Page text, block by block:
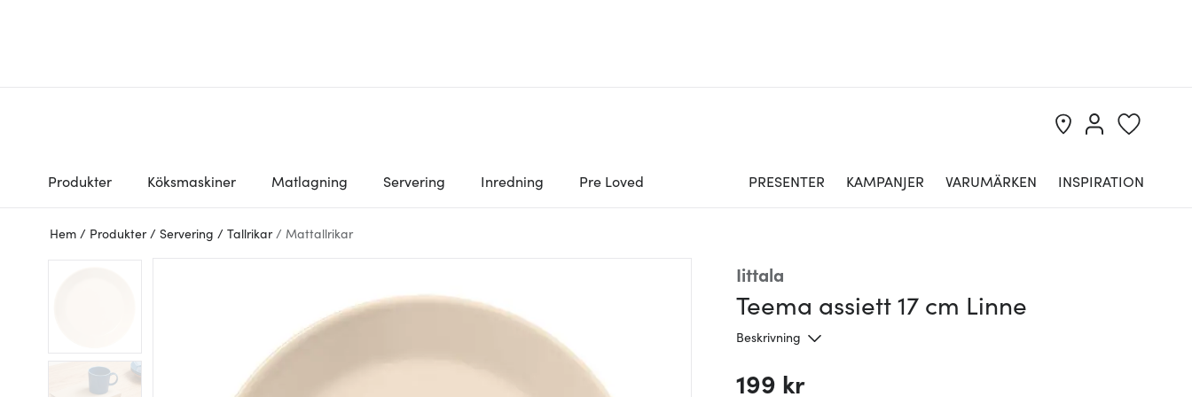
Produkter Köksmaskiner Matlagning Servering Inredning Pre Loved PRESENTER KAMPANJER VARUMÄRKEN INSPIRATION
Hem / Produkter / Servering / Tallrikar / Mattallrikar
Iittala
Teema assiett 17 cm Linne
Beskrivning
199 kr